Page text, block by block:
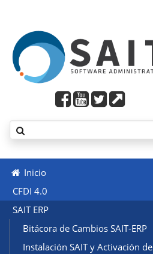
Inicio
CFDI 4.0
SAIT ERP
Bitácora de Cambios SAIT-ERP
Instalación SAIT y Activación de